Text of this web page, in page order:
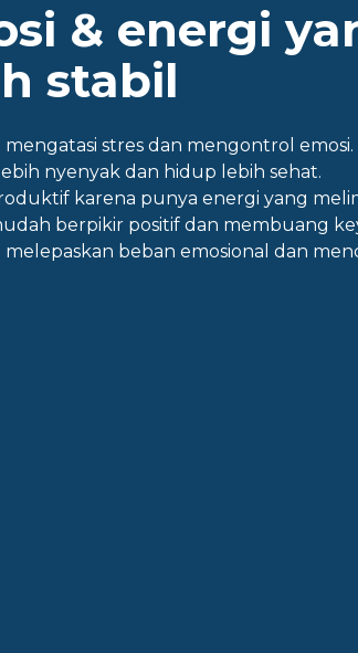
& energi
stabil
mengatasi stres dan mengontrol emosi.
nyenyak dan hidup lebih sehat.
karena punya energi yang
berpikir positif dan membuang
melepaskan beban emosional dan